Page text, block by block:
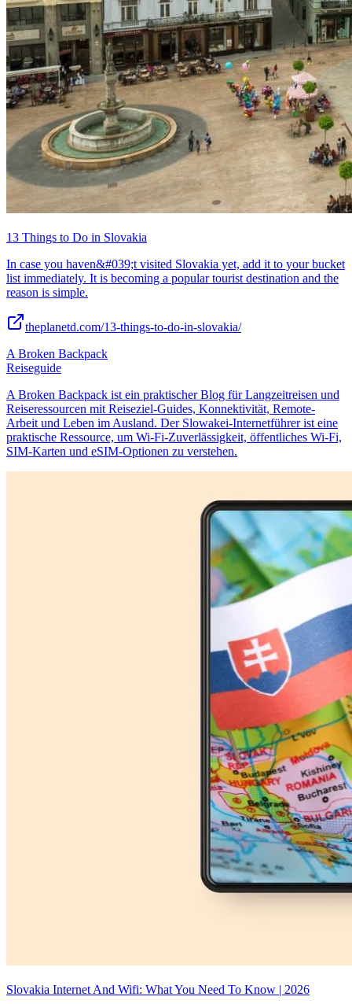
13 Things to Do in Slovakia
In case you haven&#039;t visited Slovakia yet, add it to your bucket
list immediately. It is becoming a popular tourist destination and the
reason is simple.
theplanetd.com/13-things-to-do-in-slovakia/
A Broken Backpack
Reiseguide
A Broken Backpack ist ein praktischer Blog für Langzeitreisen und
Reiseressourcen mit Reiseziel-Guides, Konnektivität, Remote-
Arbeit und Leben im Ausland. Der Slowakei-Internetführer ist eine
praktische Ressource, um Wi-Fi-Zuverlässigkeit, öffentliches Wi-Fi,
SIM-Karten und eSIM-Optionen zu verstehen.
Slovakia Internet And Wifi: What You Need To Know | 2026